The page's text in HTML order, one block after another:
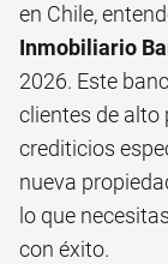
en Chile,
Inmobiliario
2026. Este
clientes de alto
crediticios
nueva
lo que
con éxito.